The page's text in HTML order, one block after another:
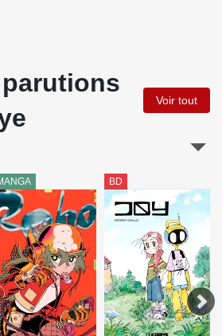
Voir tout
BD